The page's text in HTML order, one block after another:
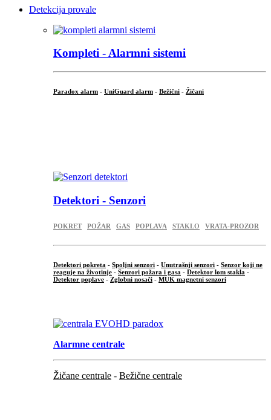
Detekcija provale
Kompleti - Alarmni sistemi
Paradox alarm - UniGuard alarm - Bežični - Žičani
Detektori - Senzori
POKRET POŽAR GAS POPLAVA STAKLO VRATA-PROZOR
Detektori pokreta - Spoljni senzori - Unutrašnji senzori - Senzor koji ne
reaguje na životinje - Senzori požara i gasa - Detektor lom stakla -
Detektor poplave - Zglobni nosači - MUK magnetni senzori
Alarmne centrale
Žičane centrale - Bežične centrale